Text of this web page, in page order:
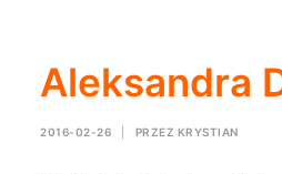
Aleksandra
2016-02-26 PRZEZ KRYSTIAN